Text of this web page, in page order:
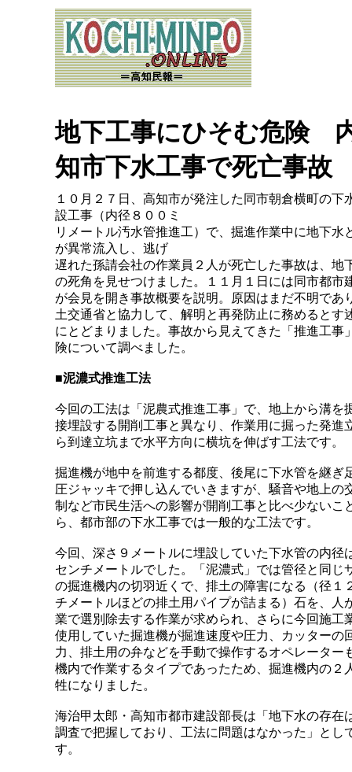
地下工事にひそむ危険
知市下水工事で死亡事故
１０月２７日、高知市が発注した同市朝倉横町の下
設工事（内径８００ミ
リメートル汚水管推進工）で、掘進作業中に地下水
が異常流入し、逃げ
遅れた孫請会社の作業員２人が死亡した事故は、地
の死角を見せつけました。１１月１日には同市都市
が会見を開き事故概要を説明。原因はまだ不明であ
土交通省と協力して、解明と再発防止に務めるとす
にとどまりました。事故から見えてきた「推進工事
険について調べました。
■泥濃式推進工法
今回の工法は「泥農式推進工事」で、地上から溝を
接埋設する開削工事と異なり、作業用に掘った発進
ら到達立坑まで水平方向に横坑を伸ばす工法です。
掘進機が地中を前進する都度、後尾に下水管を継ぎ
圧ジャッキで押し込んでいきますが、騒音や地上の
制など市民生活への影響が開削工事と比べ少ないこ
ら、都市部の下水工事では一般的な工法です。
今回、深さ９メートルに埋設していた下水管の内径
センチメートルでした。「泥濃式」では管径と同じ
の掘進機内の切羽近くで、排土の障害になる（径１
チメートルほどの排土用パイプが詰まる）石を、人
業で選別除去する作業が求められ、さらに今回施工
使用していた掘進機が掘進速度や圧力、カッターの
力、排土用の弁などを手動で操作するオペレーター
機内で作業するタイプであったため、掘進機内の２
牲になりました。
海治甲太郎・高知市都市建設部長は「地下水の存在
調査で把握しており、工法に問題はなかった」とし
す。